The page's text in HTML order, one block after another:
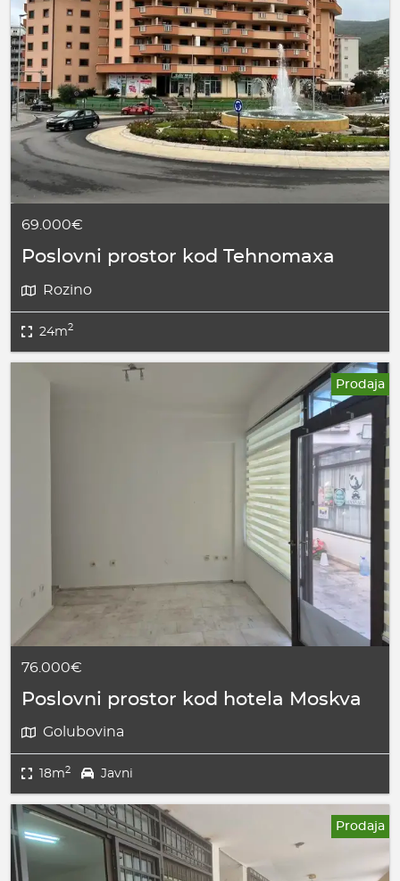
69.000€
Poslovni prostor kod Tehnomaxa
Rozino
24m2
Prodaja
76.000€
Poslovni prostor kod hotela Moskva
Golubovina
18m2 Javni
Prodaja